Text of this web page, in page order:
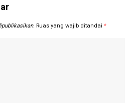
Ruas yang wajib ditandai *